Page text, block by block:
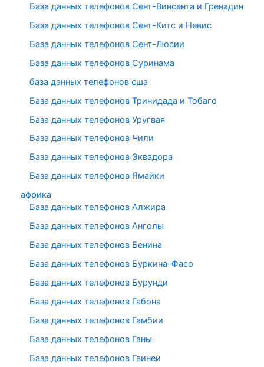
База данных телефонов Сент-Винсента и Гренадин
База данных телефонов Сент-Китс и Невис
База данных телефонов Сент-Люсии
База данных телефонов Суринама
база данных телефонов сша
База данных телефонов Тринидада и Тобаго
База данных телефонов Уругвая
База данных телефонов Чили
База данных телефонов Эквадора
База данных телефонов Ямайки
африка
База данных телефонов Алжира
База данных телефонов Анголы
База данных телефонов Бенина
База данных телефонов Буркина-Фасо
База данных телефонов Бурунди
База данных телефонов Габона
База данных телефонов Гамбии
База данных телефонов Ганы
База данных телефонов Гвинеи